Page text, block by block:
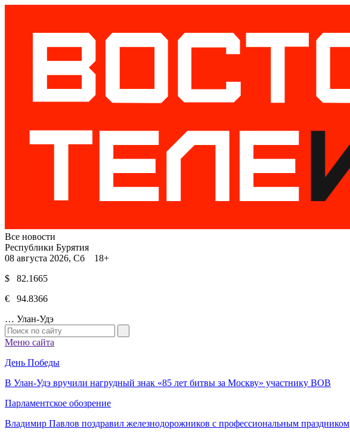
Все новости
Республики Бурятия
08 августа 2026, Сб 18+
$ 82.1665
€ 94.8366
… Улан-Удэ
Меню сайта
День Победы
В Улан-Удэ вручили нагрудный знак «85 лет битвы за Москву» участнику ВОВ
Парламентское обозрение
Владимир Павлов поздравил железнодорожников с профессиональным праздником